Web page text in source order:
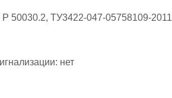
50030.2, ТУ3422-047-05758109-2011
нет